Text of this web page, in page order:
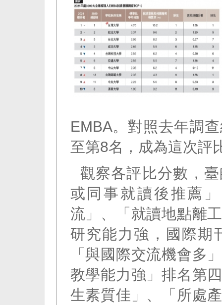
EMBA。對照去年調
至第8名，成為這次評
觀察各評比分數，
或同事就讀後推薦
流」、「就讀地點離
研究能力強，國際期
「與國際交流機會多
教學能力強」排名第
生素質佳」、「所處